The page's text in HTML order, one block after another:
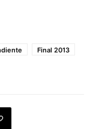
Final 2013